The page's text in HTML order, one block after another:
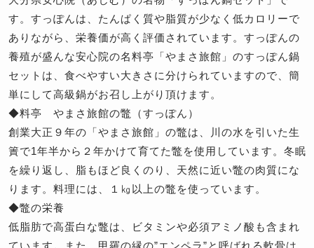
す。すっぽんは、たんぱく質や脂質が少なく低カロリーで
ありながら、栄養価が高く評価されています。すっぽんの
養殖が盛んな安心院の名料亭「やまさ旅館」のすっぽん鍋
セットは、食べやすい大きさに分けられていますので、簡
単にして高級鍋がお召し上がり頂けます。
◆料亭 やまさ旅館の鼈（すっぽん）
創業大正９年の「やまさ旅館」の鼈は、川の水を引いた生
簀で1年半から２年かけて育てた鼈を使用しています。冬眠
を繰り返し、脂もほど良くのり、天然に近い鼈の肉質にな
ります。料理には、１㎏以上の鼈を使っています。
◆鼈の栄養
低脂肪で高蛋白な鼈は、ビタミンや必須アミノ酸も含まれ
ています。また、甲羅の縁の”エンペラ”と呼ばれる軟骨は、